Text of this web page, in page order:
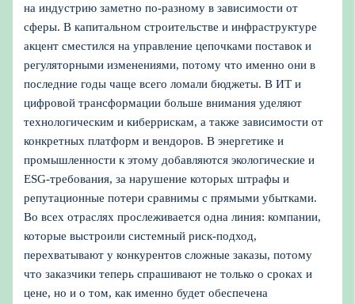
на индустрию заметно по‑разному в зависимости от
сферы. В капитальном строительстве и инфраструктуре
акцент сместился на управление цепочками поставок и
регуляторными изменениями, потому что именно они в
последние годы чаще всего ломали бюджеты. В ИТ и
цифровой трансформации больше внимания уделяют
технологическим и киберрискам, а также зависимости от
конкретных платформ и вендоров. В энергетике и
промышленности к этому добавляются экологические и
ESG‑требования, за нарушение которых штрафы и
репутационные потери сравнимы с прямыми убытками.
Во всех отраслях прослеживается одна линия: компании,
которые выстроили системный риск‑подход,
перехватывают у конкурентов сложные заказы, потому
что заказчики теперь спрашивают не только о сроках и
цене, но и о том, как именно будет обеспечена